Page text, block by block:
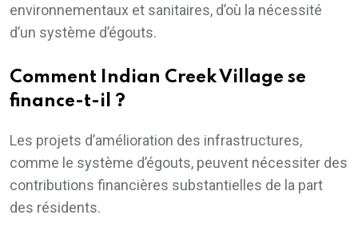
environnementaux et sanitaires, d’où la nécessité
d’un système d’égouts.
Comment Indian Creek Village se
finance-t-il ?
Les projets d’amélioration des infrastructures,
comme le système d’égouts, peuvent nécessiter des
contributions financières substantielles de la part
des résidents.